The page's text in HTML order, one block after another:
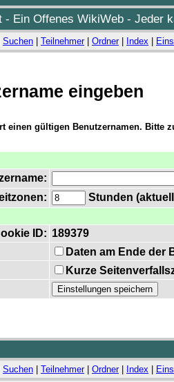
- Ein Offenes WikiWeb - Jeder
Suchen Teilnehmer| Ordner| Index
eingeben
einen gültigen Benutzernamen. Bitte
Stunden
ID: 189379
Daten am Ende der
Kurze
Suchen Teilnehmer| Ordner| Index